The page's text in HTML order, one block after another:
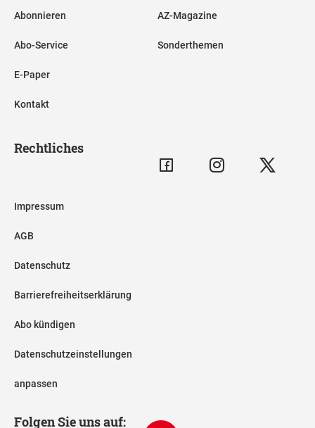
Abonnieren
Abo-Service
E-Paper
Kontakt
AZ-Magazine
Sonderthemen
Rechtliches
Impressum
AGB
Datenschutz
Barrierefreiheitserklärung
Abo kündigen
Datenschutzeinstellungen
anpassen
Folgen Sie uns auf: